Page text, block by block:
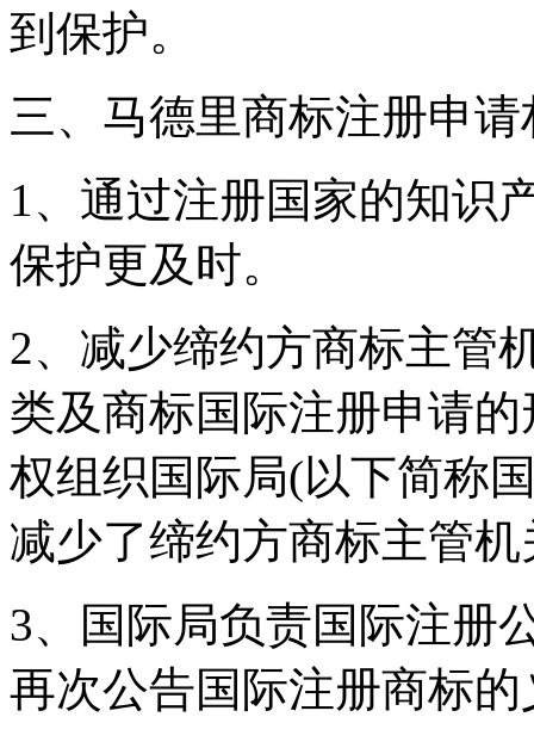
到保护。
三、马德里商标注册申
1、通过注册国家的知识
保护更及时。
2、减少缔约方商标主管
类及商标国际注册申请
权组织国际局(以下简称
减少了缔约方商标主管
3、国际局负责国际注册
再次公告国际注册商标的